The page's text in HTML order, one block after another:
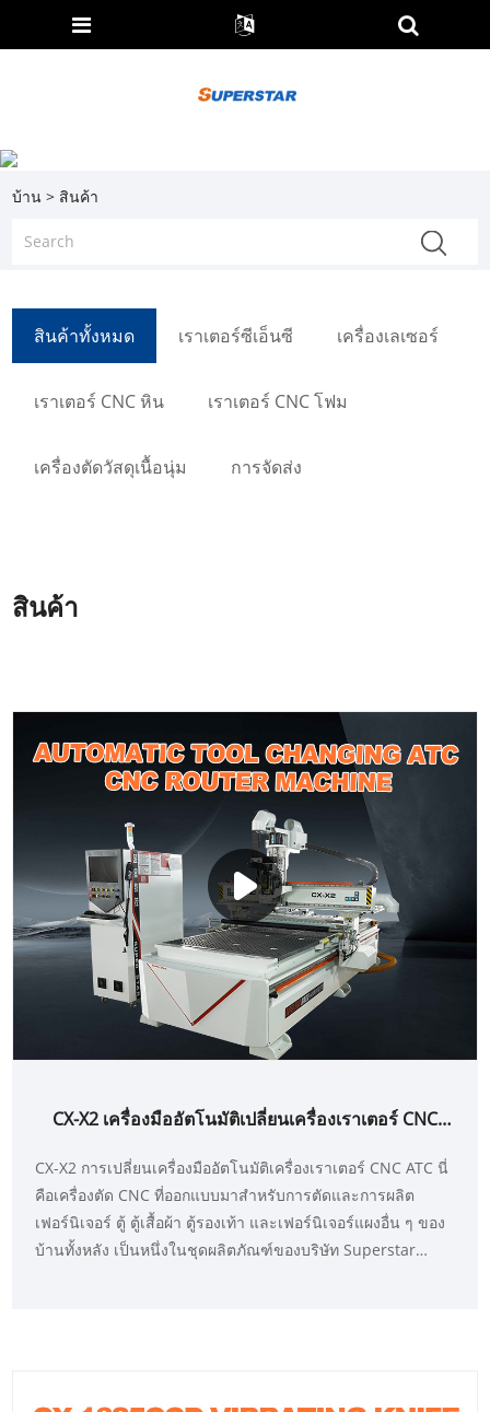
บ้าน > สินค้า
สินค้าทั้งหมด เราเตอร์ซีเอ็นซี เครื่องเลเซอร์
เราเตอร์ CNC หิน เราเตอร์ CNC โฟม
เครื่องตัดวัสดุเนื้อนุ่ม การจัดส่ง
สินค้า
CX-X2 เครื่องมืออัตโนมัติเปลี่ยนเครื่องเราเตอร์ CNC
CX-X2 การเปลี่ยนเครื่องมืออัตโนมัติเครื่องเราเตอร์ CNC ATC นี่
คือเครื่องตัด CNC ที่ออกแบบมาสำหรับการตัดและการผลิต
เฟอร์นิเจอร์ ตู้ ตู้เสื้อผ้า ตู้รองเท้า และเฟอร์นิเจอร์แผงอื่น ๆ ของ
บ้านทั้งหลัง เป็นหนึ่งในชุดผลิตภัณฑ์ของบริษัท Superstar